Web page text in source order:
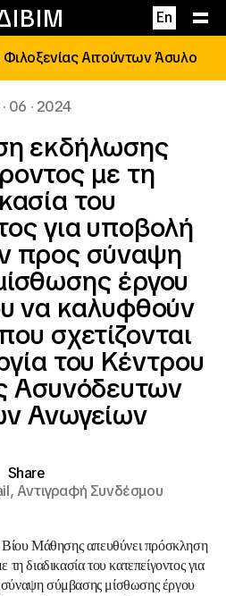
En
Αιτούντων Άσυλο
06 · 2024
εκδήλωσης
με τη
του
για υποβολή
προς σύναψη
έργου
να καλυφθούν
σχετίζονται
του Κέντρου
Ασυνόδευτων
Ανωγείων
Share
Αντιγραφή Συνδέσμου
Βίου Μάθησης απευθύνει πρόσκληση
διαδικασία του κατεπείγοντος για
σύμβασης μίσθωσης έργου